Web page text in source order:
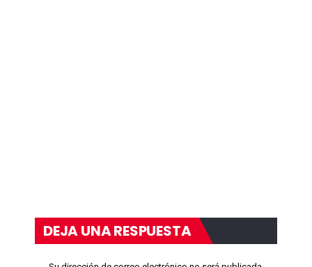
DEJA UNA RESPUESTA